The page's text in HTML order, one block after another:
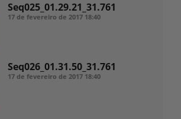
Seq025_01.29.21_31.761
17 de fevereiro de 2017 18:40
Seq026_01.31.50_31.761
17 de fevereiro de 2017 18:40